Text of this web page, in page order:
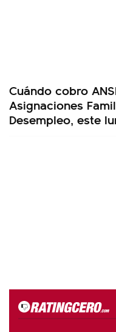
Cuándo cobro
Asignaciones
Desempleo, este